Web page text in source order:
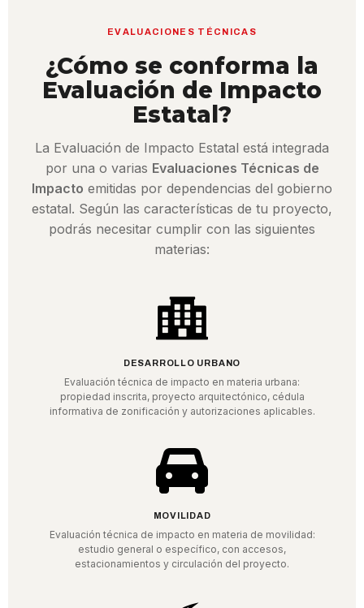
EVALUACIONES TÉCNICAS
¿Cómo se conforma la
Evaluación de Impacto
Estatal?
La Evaluación de Impacto Estatal está integrada
por una o varias Evaluaciones Técnicas de
Impacto emitidas por dependencias del gobierno
estatal. Según las características de tu proyecto,
podrás necesitar cumplir con las siguientes
materias:
DESARROLLO URBANO
Evaluación técnica de impacto en materia urbana:
propiedad inscrita, proyecto arquitectónico, cédula
informativa de zonificación y autorizaciones aplicables.
MOVILIDAD
Evaluación técnica de impacto en materia de movilidad:
estudio general o específico, con accesos,
estacionamientos y circulación del proyecto.